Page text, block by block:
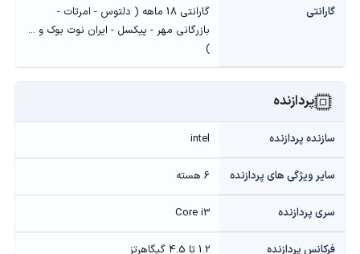
گارانتی
گارانتی 18 ماهه ( دلتوس - امرتات -
بازرگانی مهر - پیکسل - ایران نوت بوک و ...
)
پردازنده
سازنده پردازنده intel
سایر ویژگی های پردازنده 6 هسته
سری پردازنده Core i3
فرکانس پردازنده 1.2 تا 4.5 گیگاهرتز